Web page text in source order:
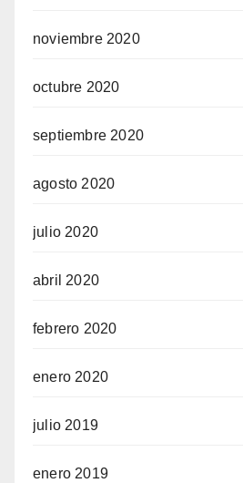
noviembre 2020
octubre 2020
septiembre 2020
agosto 2020
julio 2020
abril 2020
febrero 2020
enero 2020
julio 2019
enero 2019